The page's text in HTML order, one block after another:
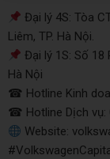
Đại lý 4S: Tòa
Liêm, TP. Hà Nội.
Đại lý 1S: Số 18
Hà Nội
☎ Hotline Kinh
☎ Hotline Dịch vụ:
Website: